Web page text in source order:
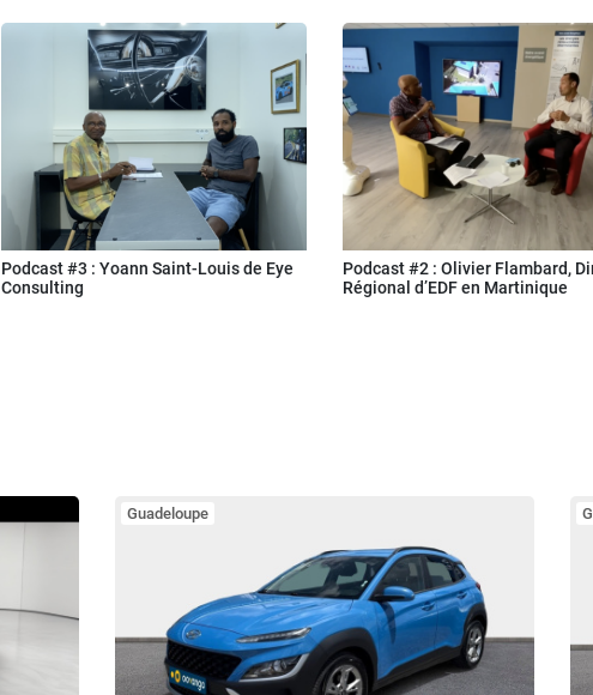
Podcast #3 : Yoann Saint-Louis de Eye
Consulting
Podcast #2 : Olivier Flambard,
Régional d’EDF en Martinique
Guadeloupe